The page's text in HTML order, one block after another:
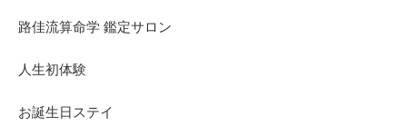
路佳流算命学 鑑定サロン
人生初体験
お誕生日ステイ